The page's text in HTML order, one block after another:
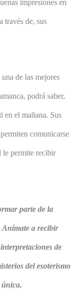
impresiones en
través de, sus
de las mejores
podrá saber,
en el mañana. Sus
comunicarse
le permite recibir
parte de la
Anímate a recibir
de
del esoterismo
única.